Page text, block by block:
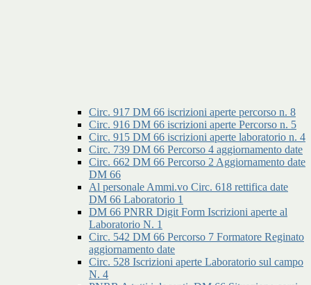
Circ. 917 DM 66 iscrizioni aperte percorso n. 8
Circ. 916 DM 66 iscrizioni aperte Percorso n. 5
Circ. 915 DM 66 iscrizioni aperte laboratorio n. 4
Circ. 739 DM 66 Percorso 4 aggiornamento date
Circ. 662 DM 66 Percorso 2 Aggiornamento date
DM 66
Al personale Ammi.vo Circ. 618 rettifica date
DM 66 Laboratorio 1
DM 66 PNRR Digit Form Iscrizioni aperte al
Laboratorio N. 1
Circ. 542 DM 66 Percorso 7 Formatore Reginato
aggiornamento date
Circ. 528 Iscrizioni aperte Laboratorio sul campo
N. 4